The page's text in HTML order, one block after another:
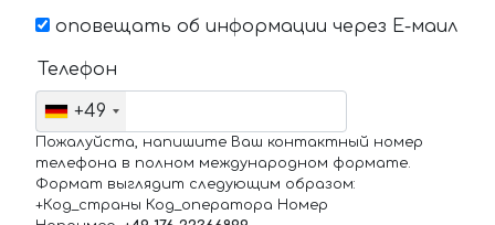
оповещать об информации через Е-маил
Телефон
+49
Пожалуйста, напишите Ваш контактный номер
телефона в полном международном формате.
Формат выглядит следующим образом:
+Код_страны Код_оператора Номер